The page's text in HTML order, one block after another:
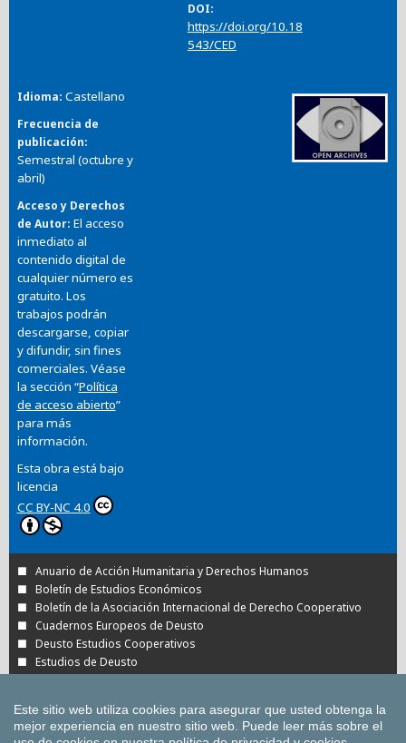
DOI
https://doi.org/10.18
543/CED
Idioma Castellano
Frecuencia de
publicación
Semestral (octubre y
abril)
Acceso y Derechos
de Autor El acceso
inmediato al
contenido digital de
cualquier número es
gratuito. Los
trabajos podrán
descargarse, copiar
y difundir, sin fines
comerciales. Véase
la sección “Política
de acceso abierto”
para más
información.
Esta obra está bajo
licencia
CC BY-NC 4.0
Anuario de Acción Humanitaria y Derechos Humanos
Boletín de Estudios Económicos
Boletín de la Asociación Internacional de Derecho Cooperativo
Cuadernos Europeos de Deusto
Deusto Estudios Cooperativos
Estudios de Deusto
Todas las Revistas Científicas de Deusto en
OJS
Este sitio web utiliza cookies para asegurar que usted obtenga la
mejor experiencia en nuestro sitio web. Puede leer más sobre el